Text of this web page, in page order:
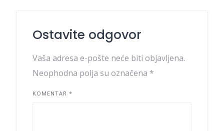
Ostavite odgovor
Vaša adresa e-pošte neće biti objavljena.
Neophodna polja su označena *
KOMENTAR *